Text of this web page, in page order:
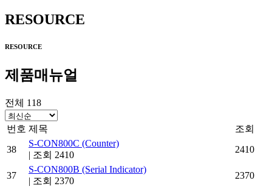
RESOURCE
RESOURCE
제품매뉴얼
전체 118
번호 제목
조회
38
S-CON800C (Counter)
| 조회 2410
2410
37
S-CON800B (Serial Indicator)
| 조회 2370
2370